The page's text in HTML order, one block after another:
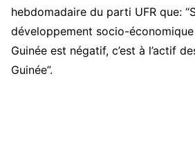
hebdomadaire du parti UFR que:
développement socio-
Guinée est négatif, c’est à l’actif
Guinée”.